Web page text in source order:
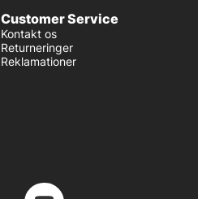
Customer Service
Kontakt os
Returneringer
Reklamationer